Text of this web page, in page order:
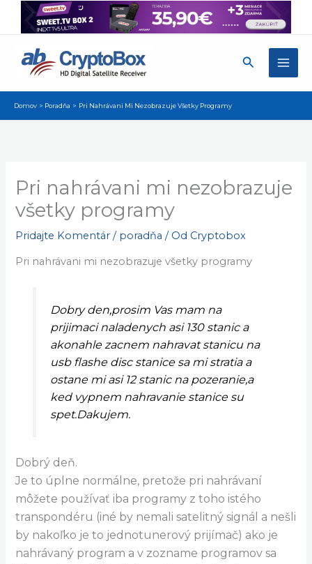
Preskočiť
Hľadať
Domov Poradňa Pri Nahrávani Mi Nezobrazuje Všetky Programy
Pri nahrávani mi nezobrazuje
všetky programy
Pridajte Komentár / poradňa / Od Cryptobox
Pri nahrávani mi nezobrazuje všetky programy
Dobry den,prosim Vas mam na
prijimaci naladenych asi 130 stanic a
akonahle zacnem nahravat stanicu na
usb flashe disc stanice sa mi stratia a
ostane mi asi 12 stanic na pozeranie,a
ked vypnem nahravanie stanice su
spet.Dakujem.
Dobrý deň.
Je to úplne normálne, pretože pri nahrávaní
môžete používať iba programy z toho istého
transpondéru (iné by nemali satelitný signál a nešli
by nakoľko je to jednotunerový prijímač) ako je
nahrávaný program a v zozname programov sa